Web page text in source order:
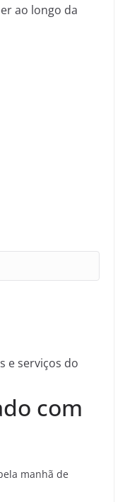
ao longo da
e serviços do
com
manhã de